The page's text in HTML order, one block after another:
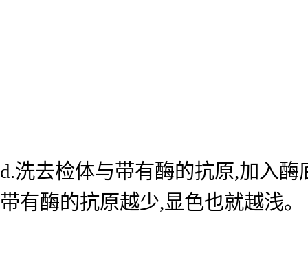
d.洗去检体与带有酶的抗原,加入
带有酶的抗原越少,显色也就越浅。